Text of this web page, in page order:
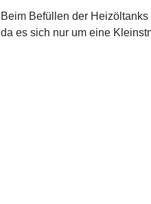
Beim Befüllen der
da es sich nur um eine